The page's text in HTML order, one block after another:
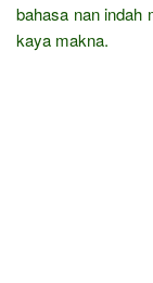
bahasa nan indah
kaya makna.